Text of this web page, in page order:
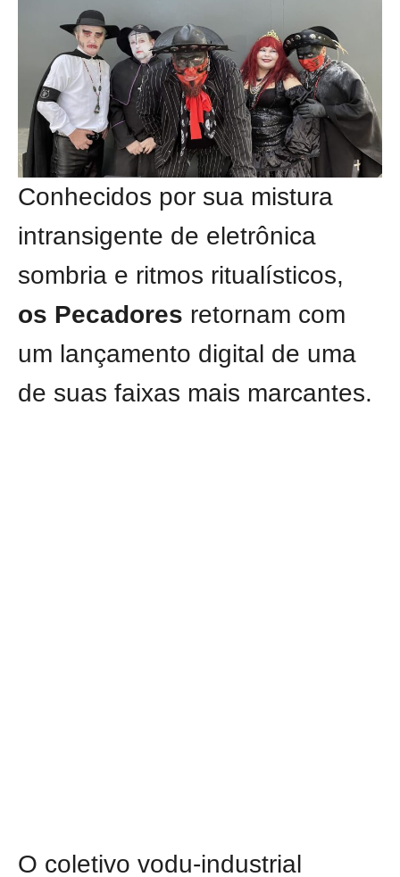
Conhecidos por sua mistura
intransigente de eletrônica
sombria e ritmos ritualísticos,
os Pecadores retornam com
um lançamento digital de uma
de suas faixas mais marcantes.
O coletivo vodu-industrial